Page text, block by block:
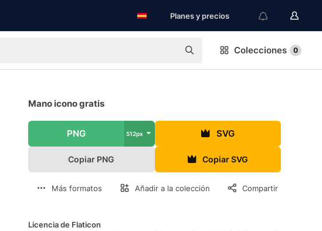
Planes y precios
Colecciones 0
Mano icono gratis
PNG 512px SVG
Copiar PNG Copiar SVG
Más formatos Añadir a la colección Compartir
Licencia de Flaticon